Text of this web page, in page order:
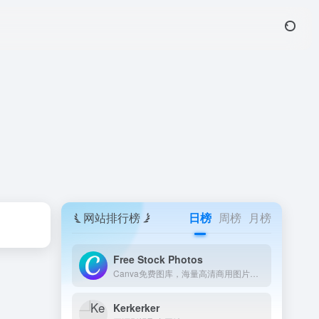
网站排行榜 日榜 周榜 月榜
Free Stock Photos
Kerkerker